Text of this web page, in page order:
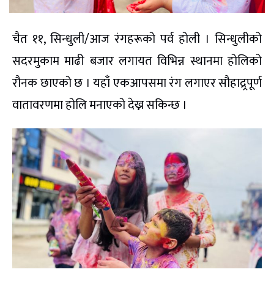
चैत ११, सिन्धुली/आज रंगहरूको पर्व होली । सिन्धुलीको
सदरमुकाम माढी बजार लगायत विभिन्न स्थानमा होलिको
रौनक छाएको छ । यहाँ एकआपसमा रंग लगाएर सौहाद्र्रपूर्ण
वातावरणमा होलि मनाएको देख्न सकिन्छ ।